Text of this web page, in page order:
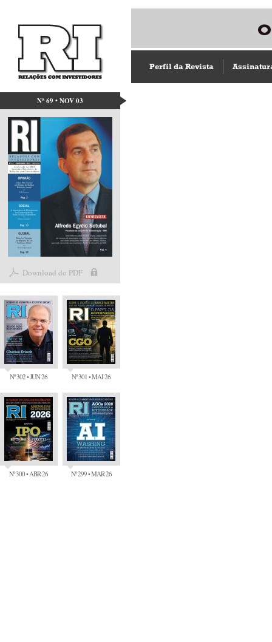
Nº 69 • NOV 03
Download do PDF
Nº 302 • JUN 26 Nº 301 • MAI 26
Nº 300 • ABR 26 Nº 299 • MAR 26
Perfil da Revista